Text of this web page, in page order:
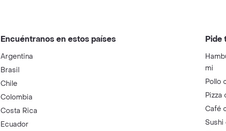
Encuéntranos en estos países
Argentina
Brasil
Chile
Colombia
Costa Rica
Ecuador
Pide
mi
Pollo
Pizza
Café